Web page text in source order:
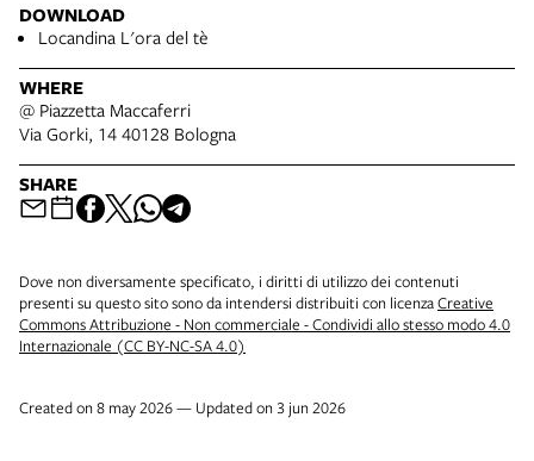
DOWNLOAD
Locandina L'ora del tè
WHERE
@ Piazzetta Maccaferri
Via Gorki, 14 40128 Bologna
SHARE
Dove non diversamente specificato, i diritti di utilizzo dei contenuti
presenti su questo sito sono da intendersi distribuiti con licenzaCreative
Commons Attribuzione - Non commerciale - Condividi allo stesso modo 4.0
Internazionale (CC BY-NC-SA 4.0)
Created on 8 may 2026 — Updated on 3 jun 2026